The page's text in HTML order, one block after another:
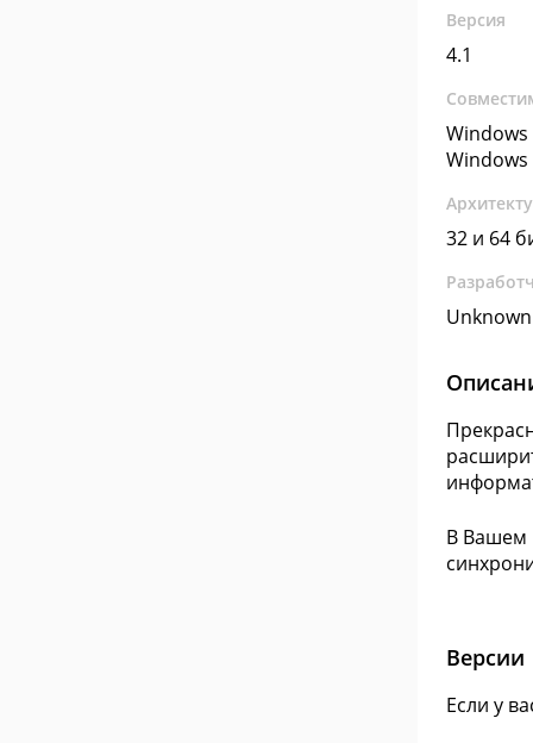
Версия
4.1
Windows
Windows
32 и 64
Unknown
В Вашем
Версии
Если у